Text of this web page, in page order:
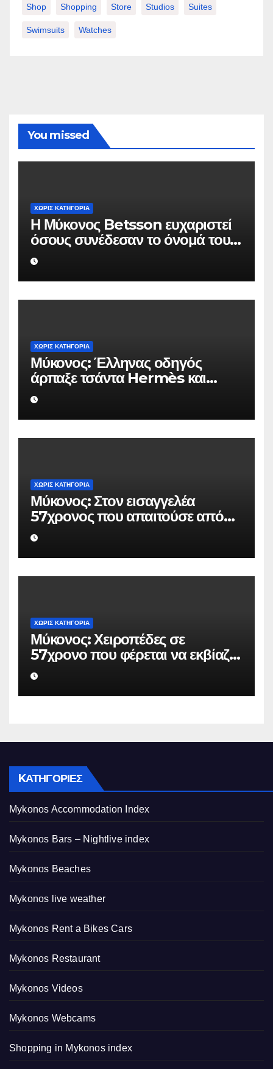
Shop Shopping Store Studios Suites
Swimsuits Watches
You missed
ΧΩΡΊΣ ΚΑΤΗΓΟΡΊΑ
Η Μύκονος Betsson ευχαριστεί
όσους συνέδεσαν το όνομά τους
με την ιστορική χρονιά
ΧΩΡΊΣ ΚΑΤΗΓΟΡΊΑ
Μύκονος: Έλληνας οδηγός
άρπαξε τσάντα Hermès και
Rolex αξίας 75.000 ευρώ από
Ουκρανό τουρίστα
ΧΩΡΊΣ ΚΑΤΗΓΟΡΊΑ
Μύκονος: Στον εισαγγελέα
57χρονος που απαιτούσε από
επιχειρηματία 80.000 ευρώ για
να μην κάνει καταγγελίες σε
βάρος του
ΧΩΡΊΣ ΚΑΤΗΓΟΡΊΑ
Μύκονος: Χειροπέδες σε
57χρονο που φέρεται να εκβίαζε
επιχείρηση για να «θάψει»
ψευδείς καταγγελίες – Η παγίδα
που του έστησε η ΕΛ.ΑΣ.
KΑΤΗΓΟΡΊΕΣ
Mykonos Accommodation Index
Mykonos Bars – Nightlive index
Mykonos Beaches
Mykonos live weather
Mykonos Rent a Bikes Cars
Mykonos Restaurant
Mykonos Videos
Mykonos Webcams
Shopping in Mykonos index